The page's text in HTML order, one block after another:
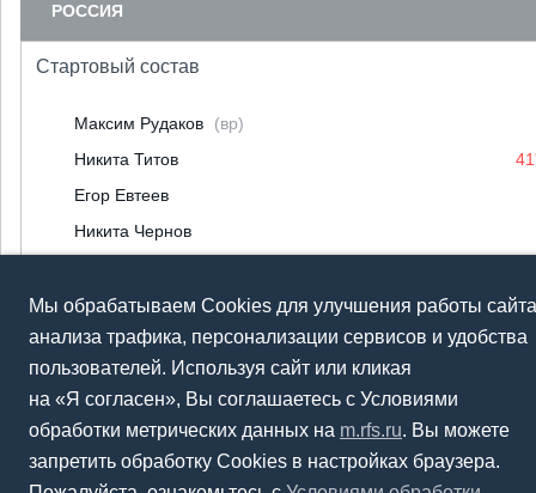
РОССИЯ
Стартовый состав
Максим Рудаков
(вр)
Никита Титов
Егор Евтеев
Никита Чернов
Денис Якуба
Александр Лихачев
Юрий Завезен
Данила Буранов
Александр Зуев
Рамиль Шейдаев
Мы обрабатываем Cookies для улучшения работы
анализа трафика, персонализации сервисов и удобства
пользователей. Используя сайт или кликая
на «Я согласен», Вы соглашаетесь с Условиями
обработки метрических данных на m.rfs.ru. Вы можете
запретить обработку Cookies в настройках браузера.